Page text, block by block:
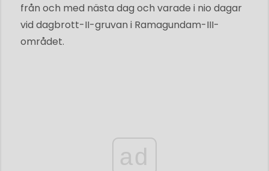
från och med nästa dag och varade i nio dagar
vid dagbrott-II-gruvan i Ramagundam-III-
området.
ad